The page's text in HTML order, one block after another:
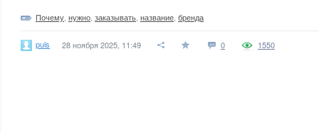
Почему нужно заказывать название бренда
puls 28 ноября 2025, 11:49 0 1550